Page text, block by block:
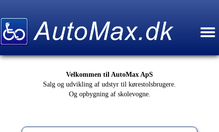
Velkommen til AutoMax ApS
Salg og udvikling af udstyr til kørestolsbrugere.
Og opbygning af skolevogne.